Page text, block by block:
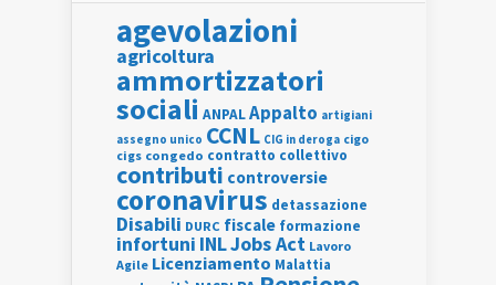
agevolazioni
agricoltura
ammortizzatori
sociali ANPALAppalto artigiani
assegno unico CCNL CIG in deroga cigo
cigs congedo contratto collettivo
contributi controversie
coronavirus detassazione
Disabili DURC fiscale formazione
infortuni INLJobs Act Lavoro
Agile Licenziamento Malattia